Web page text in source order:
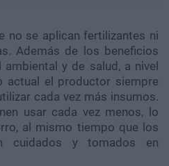
no se aplican fertilizantes ni
Además de los beneficios
y de salud, a nivel
actual el productor siempre
cada vez más insumos.
usar cada vez menos, lo
al mismo tiempo que los
cuidados y tomados en